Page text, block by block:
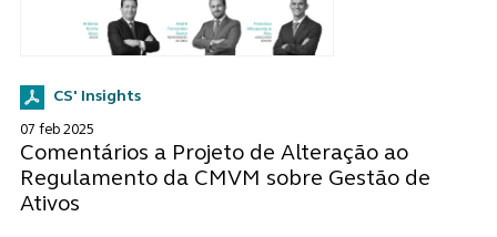
CS' Insights
07 feb 2025
Comentários a Projeto de Alteração ao
Regulamento da CMVM sobre Gestão de
Ativos